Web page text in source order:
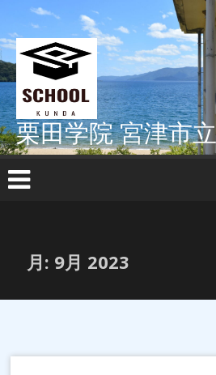
テ
ン
ツ
へ
ス
キ
ッ
プ
栗田学院 宮津市
月: 9月 2023